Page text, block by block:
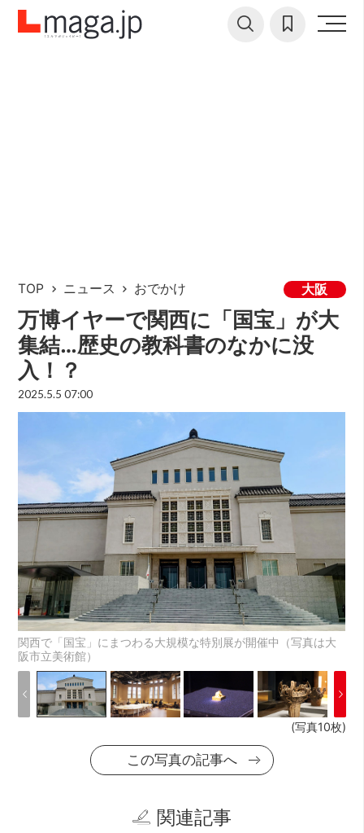
TOP ニュース おでかけ 大阪
万博イヤーで関西に「国宝」が大
集結…歴史の教科書のなかに没
入！？
2025.5.5 07:00
関西で「国宝」にまつわる大規模な特別展が開催中（写真は大
阪市立美術館）
(写真10枚)
この写真の記事へ
関連記事